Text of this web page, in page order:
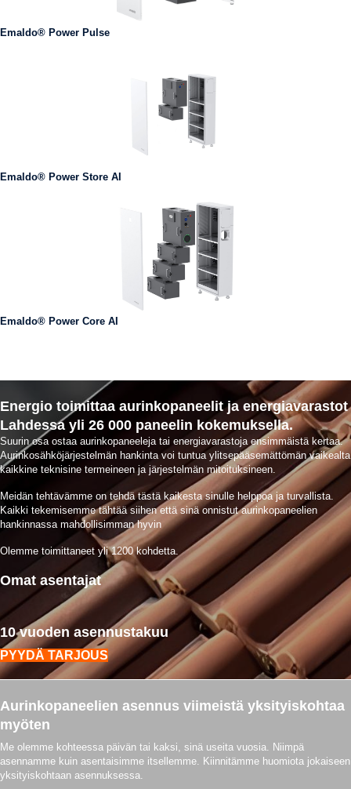
Emaldo® Power Pulse
Emaldo® Power Store AI
Emaldo® Power Core AI
Energio toimittaa aurinkopaneelit ja energiavarastot
Lahdessa yli 26 000 paneelin kokemuksella.
Suurin osa ostaa aurinkopaneeleja tai energiavarastoja ensimmäistä kertaa.
Aurinkosähköjärjestelmän hankinta voi tuntua ylitsepääsemättömän vaikealta
kaikkine teknisine termeineen ja järjestelmän mitoituksineen.
Meidän tehtävämme on tehdä tästä kaikesta sinulle helppoa ja turvallista.
Kaikki tekemisemme tähtää siihen että sinä onnistut aurinkopaneelien
hankinnassa mahdollisimman hyvin
Olemme toimittaneet yli 1200 kohdetta.
Omat asentajat
10 vuoden asennustakuu
PYYDÄ TARJOUS
Aurinkopaneelien asennus viimeistä yksityiskohtaa
myöten
Me olemme kohteessa päivän tai kaksi, sinä useita vuosia. Niimpä
asennamme kuin asentaisimme itsellemme. Kiinnitämme huomiota jokaiseen
yksityiskohtaan asennuksessa.